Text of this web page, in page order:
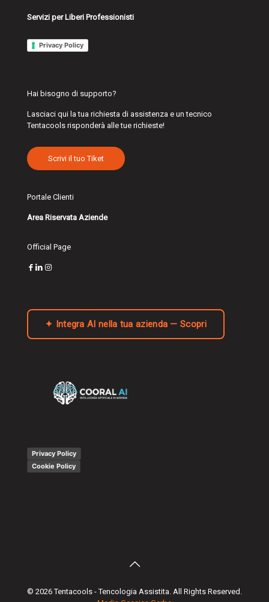
Servizi per Liberi Professionisti
Privacy Policy
Hai bisogno di supporto?
Lasciaci qui la tua richiesta di assistenza e un tecnico
Tentacools risponderà alle tue richieste!
Scrivi il tuo Tiket
Portale Clienti
Area Riservata Aziende
Official Page
✦ Integra AI nella tua azienda — Scopri
Privacy Policy
Cookie Policy
© 2026 Tentacools - Tencologia Assistita. All Rights Reserved.